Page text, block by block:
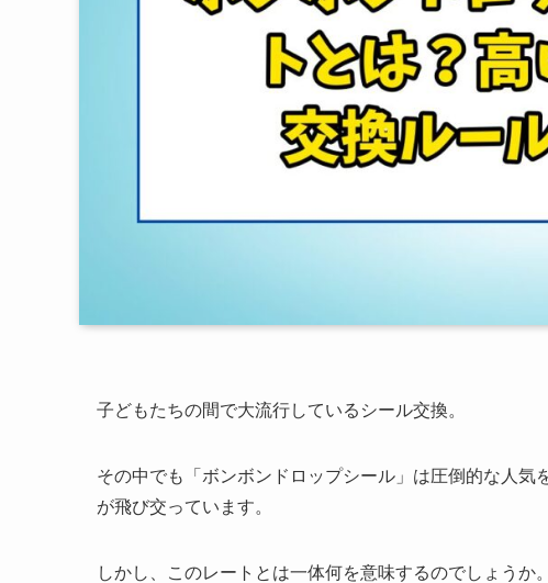
子どもたちの間で大流行しているシール交換。
その中でも「ボンボンドロップシール」は圧倒的な人
が飛び交っています。
しかし、このレートとは一体何を意味するのでしょうか。